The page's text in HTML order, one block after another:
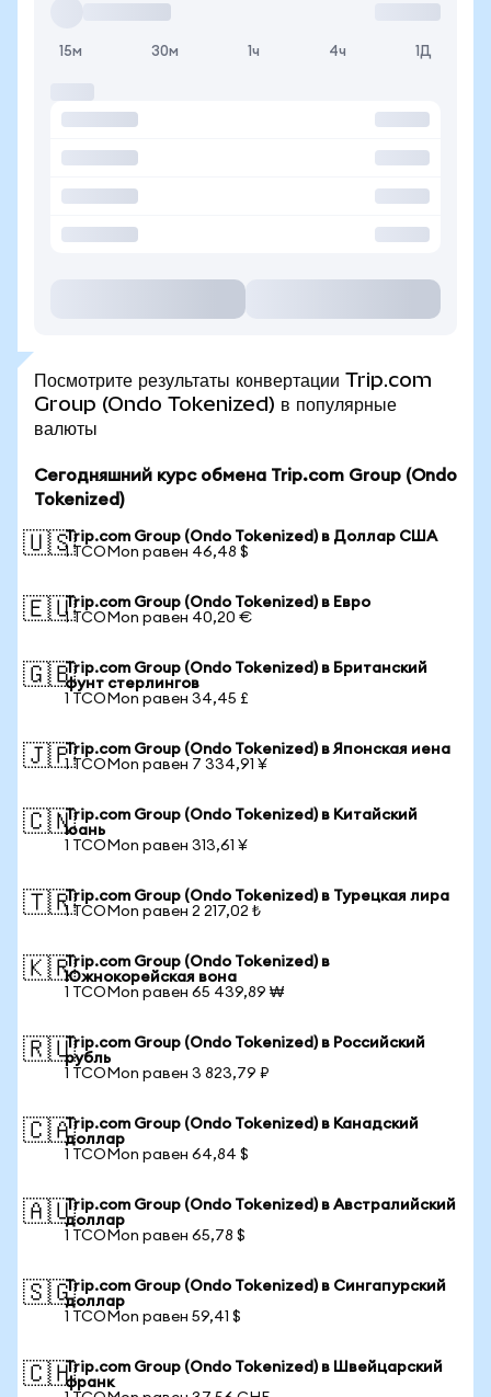
15м 30м 1ч 4ч 1Д
Посмотрите результаты конвертации Trip.com
Group (Ondo Tokenized) в популярные
валюты
Сегодняшний курс обмена Trip.com Group (Ondo
Tokenized)
🇺🇸Trip.com Group (Ondo Tokenized) в Доллар США
1 TCOMon равен 46,48 $
🇪🇺Trip.com Group (Ondo Tokenized) в Евро
1 TCOMon равен 40,20 €
🇬🇧Trip.com Group (Ondo Tokenized) в Британский
фунт стерлингов
1 TCOMon равен 34,45 £
🇯🇵Trip.com Group (Ondo Tokenized) в Японская иена
1 TCOMon равен 7 334,91 ¥
🇨🇳Trip.com Group (Ondo Tokenized) в Китайский
юань
1 TCOMon равен 313,61 ¥
🇹🇷Trip.com Group (Ondo Tokenized) в Турецкая лира
1 TCOMon равен 2 217,02 ₺
🇰🇷Trip.com Group (Ondo Tokenized) в
Южнокорейская вона
1 TCOMon равен 65 439,89 ₩
🇷🇺Trip.com Group (Ondo Tokenized) в Российский
рубль
1 TCOMon равен 3 823,79 ₽
🇨🇦Trip.com Group (Ondo Tokenized) в Канадский
доллар
1 TCOMon равен 64,84 $
🇦🇺Trip.com Group (Ondo Tokenized) в Австралийский
доллар
1 TCOMon равен 65,78 $
🇸🇬Trip.com Group (Ondo Tokenized) в Сингапурский
доллар
1 TCOMon равен 59,41 $
🇨🇭Trip.com Group (Ondo Tokenized) в Швейцарский
франк